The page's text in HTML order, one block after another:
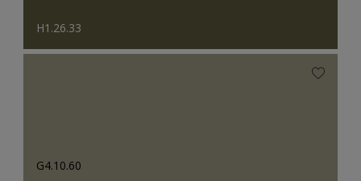
H1.26.33
G4.10.60